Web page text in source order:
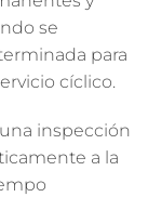
se
para
cíclico.
inspección
a la